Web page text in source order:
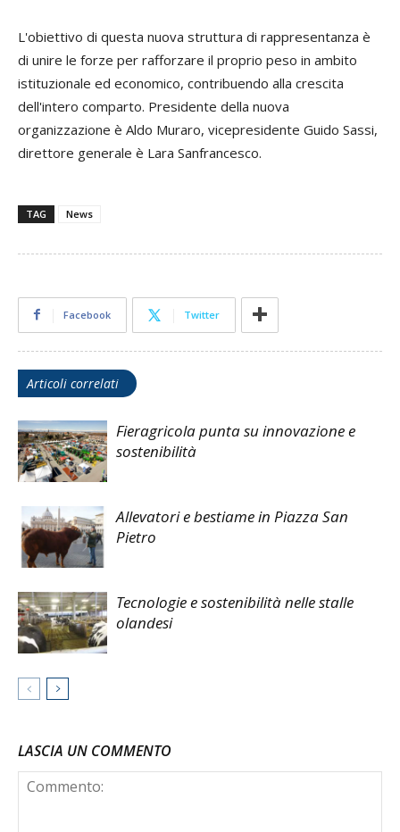
L'obiettivo di questa nuova struttura di rappresentanza è
di unire le forze per rafforzare il proprio peso in ambito
istituzionale ed economico, contribuendo alla crescita
dell'intero comparto. Presidente della nuova
organizzazione è Aldo Muraro, vicepresidente Guido Sassi,
direttore generale è Lara Sanfrancesco.
TAG News
Facebook Twitter
Articoli correlati
Fieragricola punta su innovazione e
sostenibilità
Allevatori e bestiame in Piazza San
Pietro
Tecnologie e sostenibilità nelle stalle
olandesi
LASCIA UN COMMENTO